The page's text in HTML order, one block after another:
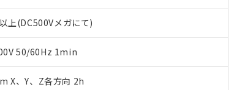
上(DC500Vメガにて)
50/60Hz 1min
X、Y、Z各方向 2h
のフタル酸エステル類４物質の対応では、対応完了ま
備考欄に対応日を記載しておりました。
品への在庫切替を完了していることから、特段のこと
す。